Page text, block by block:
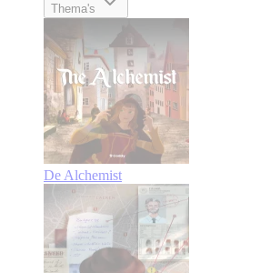
Thema's
De Alchemist